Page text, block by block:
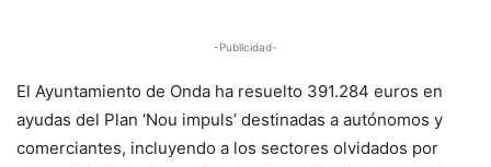
-Publicidad-
El Ayuntamiento de Onda ha resuelto 391.284 euros en
ayudas del Plan ‘Nou impuls’ destinadas a autónomos y
comerciantes, incluyendo a los sectores olvidados por